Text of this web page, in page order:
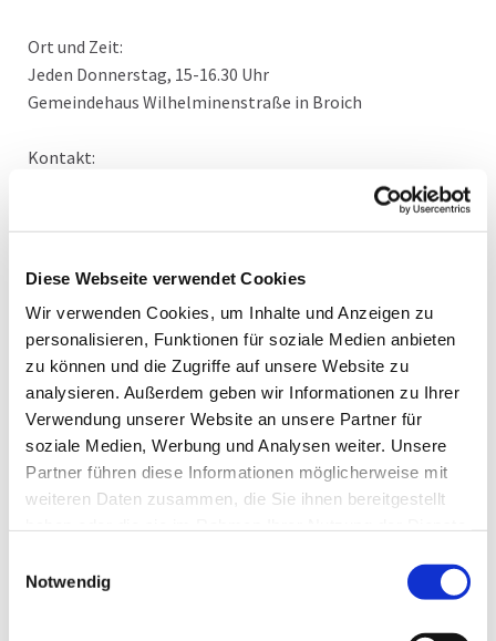
Diese Webseite verwendet Cookies
Wir verwenden Cookies, um Inhalte und Anzeigen zu
personalisieren, Funktionen für soziale Medien anbieten
zu können und die Zugriffe auf unsere Website zu
analysieren. Außerdem geben wir Informationen zu Ihrer
Verwendung unserer Website an unsere Partner für
soziale Medien, Werbung und Analysen weiter. Unsere
Partner führen diese Informationen möglicherweise mit
weiteren Daten zusammen, die Sie ihnen bereitgestellt
Notwendig
Ort und Zeit:
Jeden Donnerstag, 15-16.30 Uhr
Gemeindehaus Wilhelminenstraße in Broich
Kontakt: